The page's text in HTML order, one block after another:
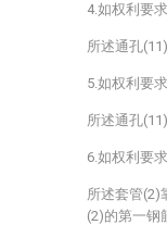
4.如权利要
所述通孔
5.如权利要
所述通孔
6.如权利要
所述套管(2)
(2)的第一钢